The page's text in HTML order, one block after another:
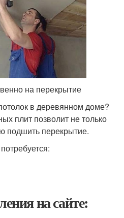
на перекрытие
в деревянном доме?
плит позволит не только
подшить перекрытие.
на сайте: